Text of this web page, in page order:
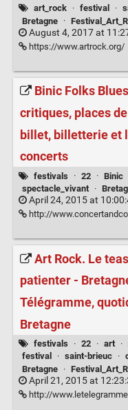
art_rock · festival ·
Bretagne
·
August 4, 2017 at
https://www.artrock.org/
Binic Folks
critiques, places
billet, billetterie et
concerts
festivals · 22 · Binic
spectacle_vivant
·
April 24, 2015 at
http://www.concertandco.com/
Art Rock. Le
patienter -
Télégramme,
Bretagne
festivals · 22 · art ·
festival
· saint-brieuc ·
Bretagne
·
April 21, 2015 at
http://www.letelegramme.fr/